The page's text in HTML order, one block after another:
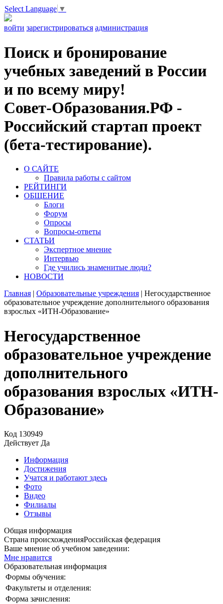
Select Language ▼
войти зарегистрироваться администрация
Поиск и бронирование
учебных заведений в России
и по всему миру!
Совет-Образования.РФ -
Российский стартап проект
(бета-тестирование).
О САЙТЕ
Правила работы с сайтом
РЕЙТИНГИ
ОБЩЕНИЕ
Блоги
Форум
Опросы
Вопросы-ответы
СТАТЬИ
Экспертное мнение
Интервью
Где учились знаменитые люди?
НОВОСТИ
Главная | Образовательные учреждения | Негосударственное
образовательное учреждение дополнительного образования
взрослых «ИТН-Образование»
Негосударственное
образовательное учреждение
дополнительного
образования взрослых «ИТН-
Образование»
Код 130949
Действует Да
Информация
Достижения
Учатся и работают здесь
Фото
Видео
Филиалы
Отзывы
Общая информация
Страна происхожденияРоссийская федерация
Ваше мнение об учебном заведении:
Мне нравится
Образовательная информация
Формы обучения:
Факультеты и отделения:
Форма зачисления: